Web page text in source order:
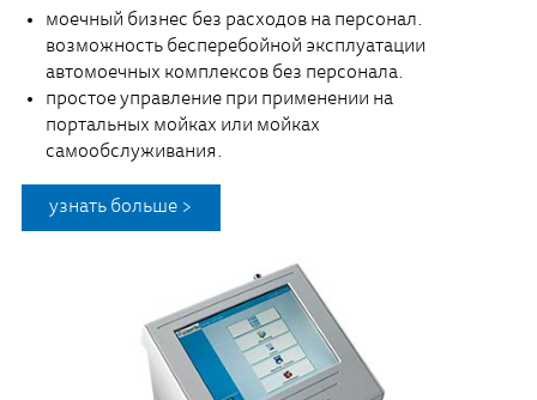
моечный бизнес без расходов на персонал.
возможность бесперебойной эксплуатации
автомоечных комплексов без персонала.
простое управление при применении на
портальных мойках или мойках
самообслуживания.
узнать больше >